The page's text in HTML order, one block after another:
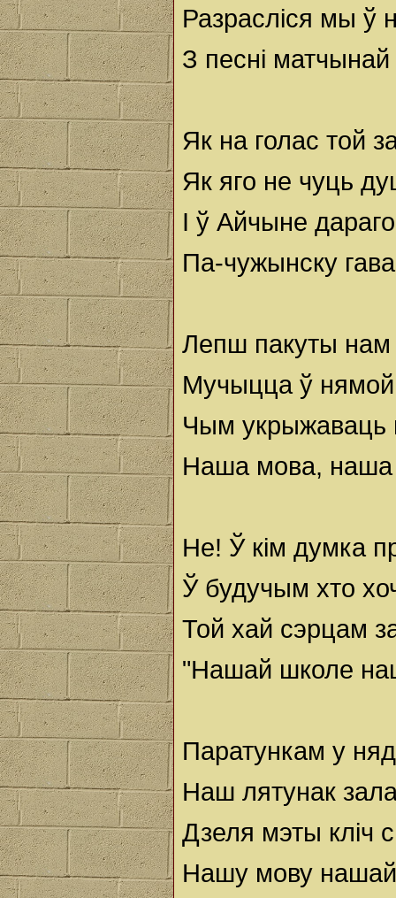
Разрасліся мы ў
З песні матчынай
Як на голас той
Як яго не чуць
І ў Айчыне
Па-чужынску
Лепш пакуты нам
Мучыцца ў
Чым укрыжаваць
Наша мова, наша
Не! Ў кім думка
Ў будучым хто
Той хай сэрцам
"Нашай школе
Паратункам у
Наш лятунак
Дзеля мэты кліч
Нашу мову